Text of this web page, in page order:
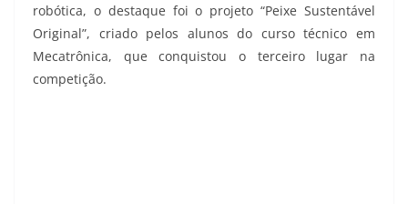
robótica, o destaque foi o projeto “Peixe Sustentável
Original”, criado pelos alunos do curso técnico em
Mecatrônica, que conquistou o terceiro lugar na
competição.